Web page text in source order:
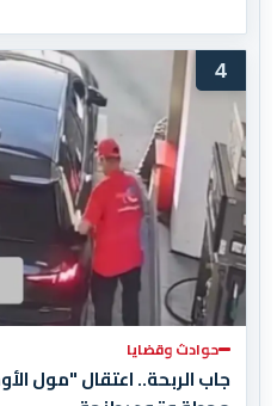
4
حوادث وقضايا
جاب الربحة.. اعتقال "مول